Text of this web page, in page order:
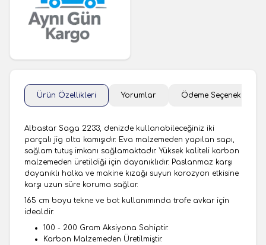
Ürün Özellikleri Yorumlar Ödeme Seçenekleri
Albastar Saga 2233, denizde kullanabileceğiniz iki
parçalı jig olta kamışıdır. Eva malzemeden yapılan sapı,
sağlam tutuş imkanı sağlamaktadır. Yüksek kaliteli karbon
malzemeden üretildiği için dayanıklıdır. Paslanmaz karşı
dayanıklı halka ve makine kızağı suyun korozyon etkisine
karşı uzun süre koruma sağlar.
165 cm boyu tekne ve bot kullanımında trofe avkar için
idealdir.
100 - 200 Gram Aksiyona Sahiptir.
Karbon Malzemeden Üretilmiştir.